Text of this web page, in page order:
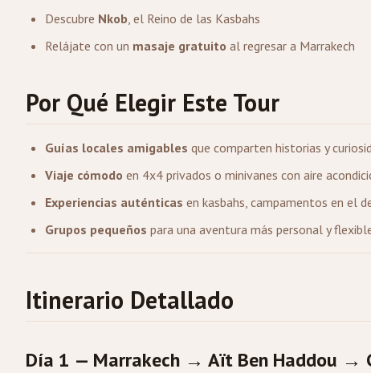
Descubre Nkob, el Reino de las Kasbahs
Relájate con un masaje gratuito al regresar a Marrakech
Por Qué Elegir Este Tour
Guías locales amigables que comparten historias y
Viaje cómodo en 4x4 privados o minivanes con aire
Experiencias auténticas en kasbahs, campamentos en el
Grupos pequeños para una aventura más personal y
Itinerario Detallado
Día 1 — Marrakech → Aït Ben Haddou →